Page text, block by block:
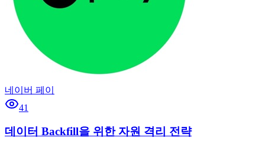
네이버 페이
41
데이터 Backfill을 위한 자원 격리 전략